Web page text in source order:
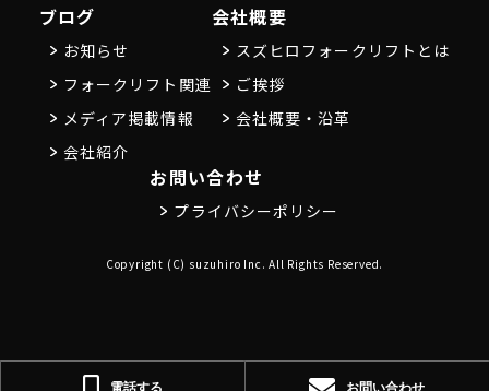
ブログ
お知らせ
フォークリフト関連
メディア掲載情報
会社紹介
会社概要
スズヒロフォークリフトとは
ご挨拶
会社概要・沿革
お問い合わせ
プライバシーポリシー
Copyright (C) suzuhiro Inc. All Rights Reserved.
電話する お問い合わせ